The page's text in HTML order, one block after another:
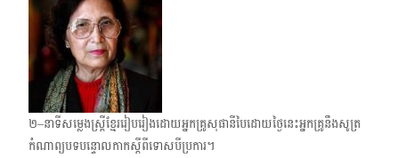
២–នាទីសម្លេងស្ត្រីខ្មែររៀបរៀងដោយអ្នកគ្រូសុផានីបៃដោយថ្ងៃនេះអ្នកគ្រូនឹងសូត្រ
កំណាព្យបទ​បន្ទោល​កាកស្តីពីទោសបីប្រការ។